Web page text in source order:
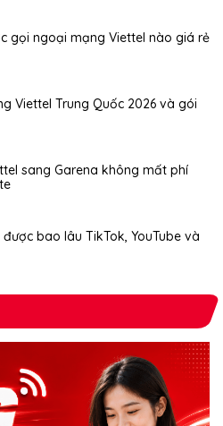
gọi ngoại mạng Viettel nào giá rẻ
Viettel Trung Quốc 2026 và gói
sang Garena không mất phí
được bao lâu TikTok, YouTube và